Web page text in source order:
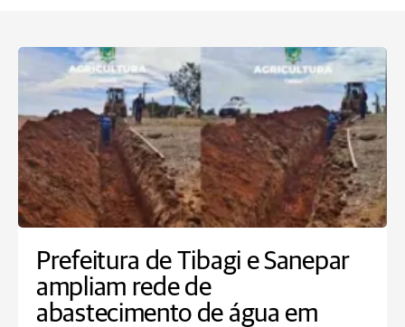
Prefeitura de Tibagi e Sanepar
ampliam rede de
abastecimento de água em